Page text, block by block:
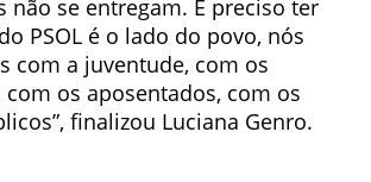
não se entregam. É preciso ter
PSOL é o lado do povo, nós
com a juventude, com os
os aposentados, com os
finalizou Luciana Genro.